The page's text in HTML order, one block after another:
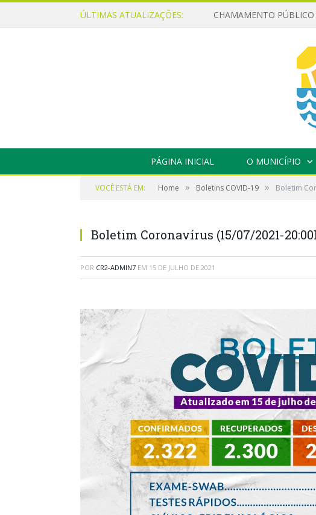
ÚLTIMAS ATUALIZAÇÕES:
PÁGINA INICIAL O MUNICÍPIO
VOCÊ ESTÁ EM: Home » Boletins COVID-19 » Boletim
Boletim Coronavírus (15/07/2021-
POR CR2-ADMIN7 EM 15 DE JULHO DE 2021